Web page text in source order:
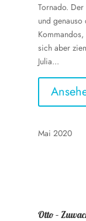
Tornado.
und
sich aber
Julia...
Mai 2020
Otto –